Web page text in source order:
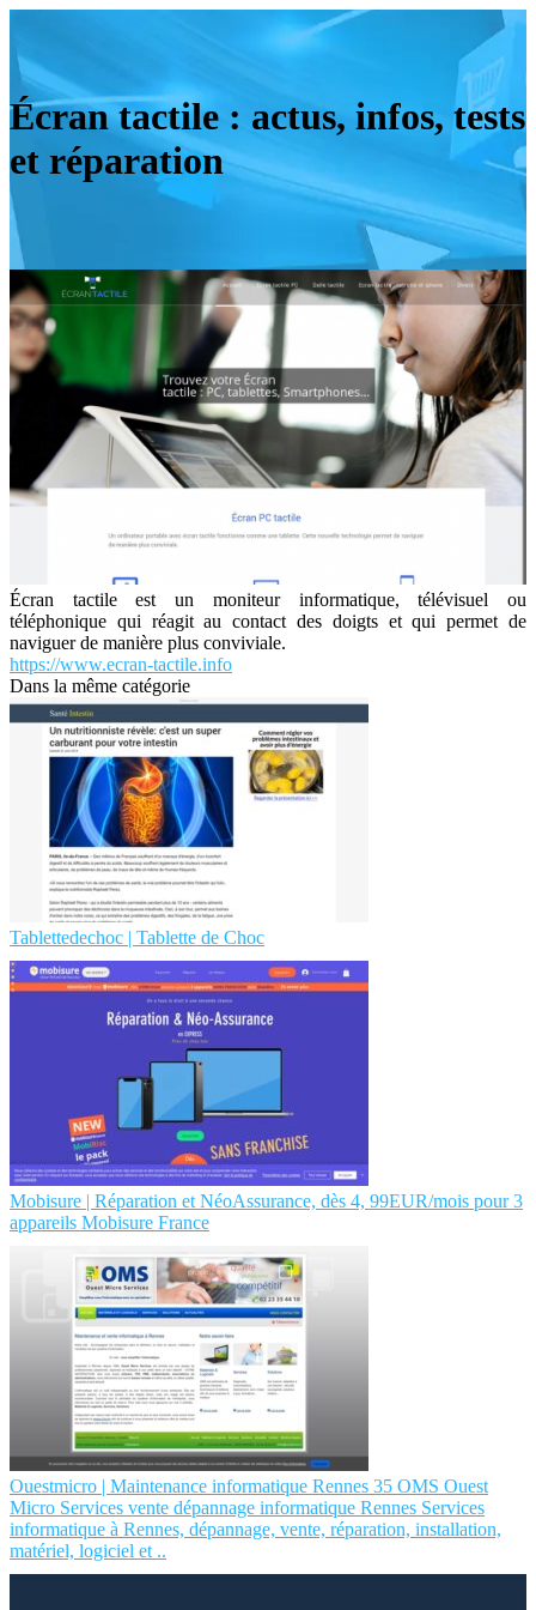
Écran tactile : actus, infos, tests
et réparation
Écran tactile est un moniteur informatique, télévisuel ou
téléphonique qui réagit au contact des doigts et qui permet de
naviguer de manière plus conviviale.
https://www.ecran-tactile.info
Dans la même catégorie
Tab­let­tede­choc | Tablette de Choc
Mobisure | Réparation et NéoAssurance, dès 4, 99EUR/mois pour 3
appareils Mobisure France
Ouestmicro | Maintenance infor­mati­que Rennes 35 OMS Ouest
Micro Services vente dépannage infor­mati­que Rennes Services
infor­mati­que à Rennes, dépannage, vente, réparation, instal­la­tion,
matériel, logiciel et ..